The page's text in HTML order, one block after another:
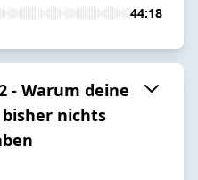
44:18
- Warum deine
nichts